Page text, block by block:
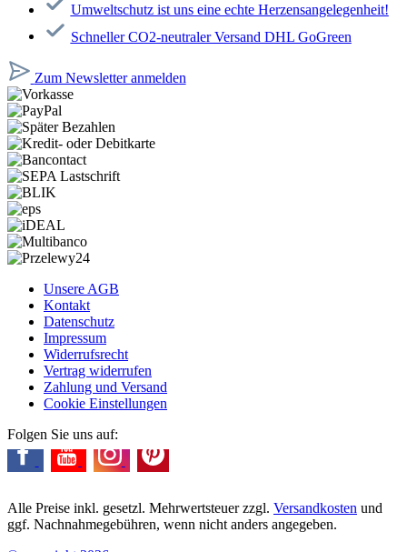
Umweltschutz ist uns eine echte Herzensangelegenheit!
Schneller CO2-neutraler Versand DHL GoGreen
Zum Newsletter anmelden
Unsere AGB
Kontakt
Datenschutz
Impressum
Widerrufsrecht
Vertrag widerrufen
Zahlung und Versand
Cookie Einstellungen
Folgen Sie uns auf:
Alle Preise inkl. gesetzl. Mehrwertsteuer zzgl. Versandkosten und
ggf. Nachnahmegebühren, wenn nicht anders angegeben.